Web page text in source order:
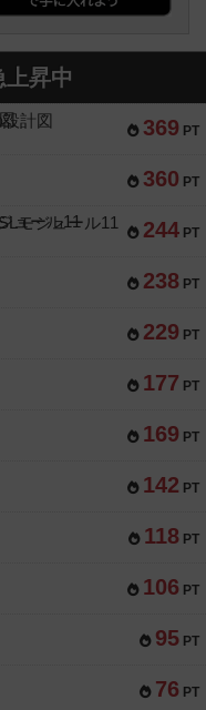
上昇中
369 PT
計図
360 PT
244 PT
モジュール11
238 PT
229 PT
177 PT
169 PT
142 PT
118 PT
106 PT
95 PT
76 PT